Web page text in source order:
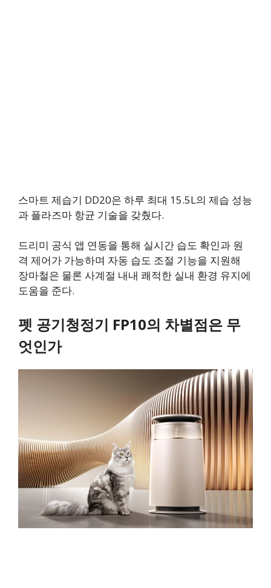
스마트 제습기 DD20은 하루 최대 15.5L의 제습 성능
과 플라즈마 항균 기술을 갖췄다.
드리미 공식 앱 연동을 통해 실시간 습도 확인과 원
격 제어가 가능하며 자동 습도 조절 기능을 지원해
장마철은 물론 사계절 내내 쾌적한 실내 환경 유지에
도움을 준다.
펫 공기청정기 FP10의 차별점은 무
엇인가